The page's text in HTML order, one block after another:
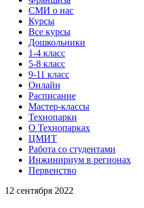
СМИ о нас
Курсы
Все курсы
Дошкольники
1-4 класс
5-8 класс
9-11 класс
Онлайн
Расписание
Мастер-классы
Технопарки
О Технопарках
ЦМИТ
Работа со студентами
Инжинириум в регионах
Первенство
12 сентября 2022